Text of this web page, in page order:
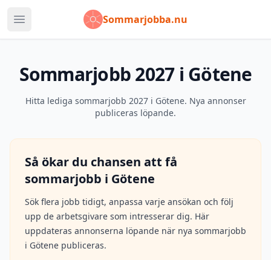
Öppna huvudmenySommarjobba.nu
Sommarjobb 2027 i Götene
Hitta lediga sommarjobb 2027 i Götene. Nya annonser
publiceras löpande.
Så ökar du chansen att få
sommarjobb i Götene
Sök flera jobb tidigt, anpassa varje ansökan och följ
upp de arbetsgivare som intresserar dig. Här
uppdateras annonserna löpande när nya sommarjobb
i Götene publiceras.